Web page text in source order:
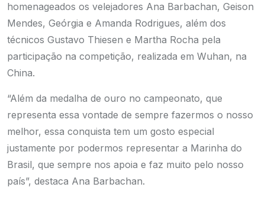
homenageados os velejadores Ana Barbachan, Geison
Mendes, Geórgia e Amanda Rodrigues, além dos
técnicos Gustavo Thiesen e Martha Rocha pela
participação na competição, realizada em Wuhan, na
China.
“Além da medalha de ouro no campeonato, que
representa essa vontade de sempre fazermos o nosso
melhor, essa conquista tem um gosto especial
justamente por podermos representar a Marinha do
Brasil, que sempre nos apoia e faz muito pelo nosso
país”, destaca Ana Barbachan.